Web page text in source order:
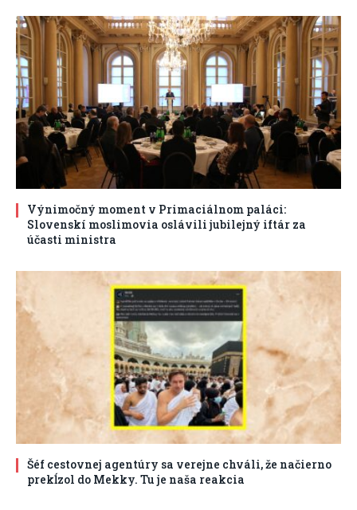
Výnimočný moment v Primaciálnom paláci:
Slovenskí moslimovia oslávili jubilejný iftár za
účasti ministra
Šéf cestovnej agentúry sa verejne chváli, že načierno
prekĺzol do Mekky. Tu je naša reakcia